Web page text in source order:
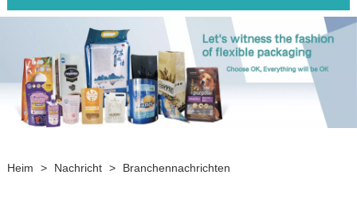
Heim > Nachricht > Branchennachrichten